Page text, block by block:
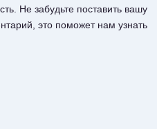
Не забудьте поставить вашу
это поможет нам узнать